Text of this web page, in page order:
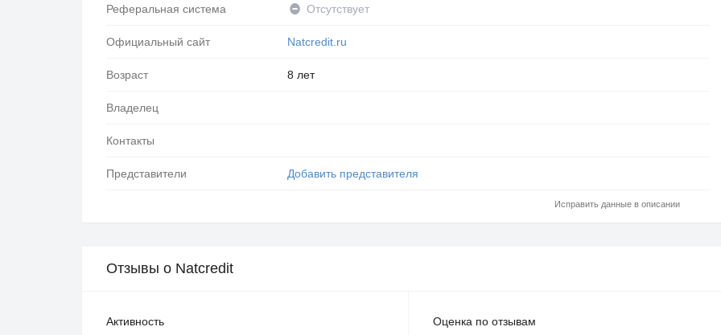
Реферальная система Отсутствует
Официальный сайт Natcredit.ru
Возраст 8 лет
Владелец
Контакты
Представители Добавить представителя
Исправить данные в описании
Отзывы о Natcredit
Активность Оценка по отзывам